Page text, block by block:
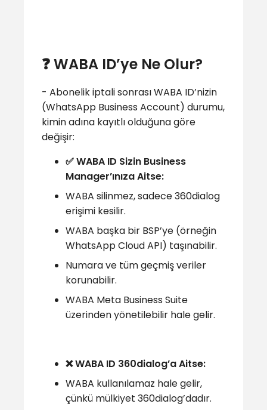
❓ WABA ID’ye Ne Olur?
- Abonelik iptali sonrası WABA ID’nizin
(WhatsApp Business Account) durumu,
kimin adına kayıtlı olduğuna göre
değişir:
✅ WABA ID Sizin Business
Manager’ınıza Aitse:
WABA silinmez, sadece 360dialog
erişimi kesilir.
WABA başka bir BSP’ye (örneğin
WhatsApp Cloud API) taşınabilir.
Numara ve tüm geçmiş veriler
korunabilir.
WABA Meta Business Suite
üzerinden yönetilebilir hale gelir.
❌ WABA ID 360dialog’a Aitse:
WABA kullanılamaz hale gelir,
çünkü mülkiyet 360dialog’dadır.